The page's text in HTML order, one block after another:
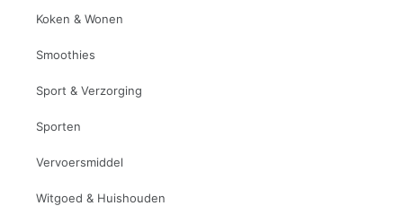
Koken & Wonen
Smoothies
Sport & Verzorging
Sporten
Vervoersmiddel
Witgoed & Huishouden